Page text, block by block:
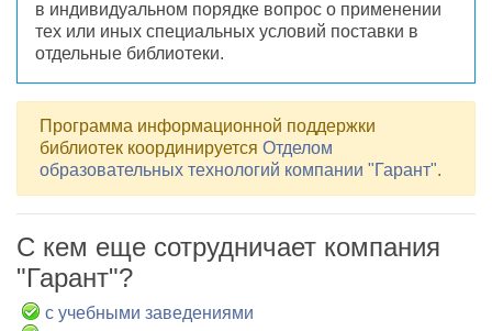
в индивидуальном порядке вопрос о применении
тех или иных специальных условий поставки в
отдельные библиотеки.
Программа информационной поддержки
библиотек координируется Отделом
образовательных технологий компании "Гарант".
С кем еще сотрудничает компания
"Гарант"?
с учебными заведениями